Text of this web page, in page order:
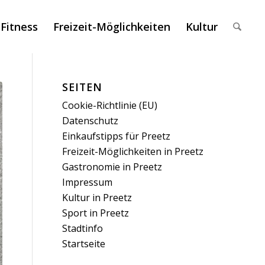
Freizeit-Möglichkeiten Kultur
SEITEN
Cookie-Richtlinie (EU)
Datenschutz
Einkaufstipps für Preetz
Freizeit-Möglichkeiten in Preetz
Gastronomie in Preetz
Impressum
Kultur in Preetz
Sport in Preetz
Stadtinfo
Startseite